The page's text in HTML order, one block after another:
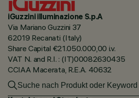
iGuzzini illuminazione S.p.A
Via Mariano Guzzini 37
62019 Recanati (Italy)
Share Capital €21.050.000,00 i.v.
VAT N. and R.I. : (IT)00082630435
CCIAA Macerata, R.E.A. 40632